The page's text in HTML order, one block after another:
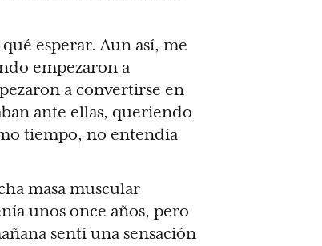
esperar. Aun así, me
empezaron a
a convertirse en
ante ellas, queriendo
tiempo, no entendía
masa muscular
unos once años, pero
sentí una sensación